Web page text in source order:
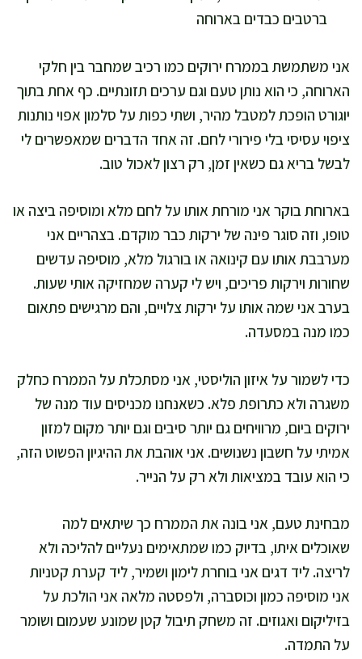
ברטבים כבדים בארוחה
אני משתמשת בממרח ירוקים כמו רכיב שמחבר בין חלקי
הארוחה, כי הוא נותן טעם וגם ערכים תזונתיים. כף אחת בתוך
יוגורט הופכת למטבל מהיר, ושתי כפות על סלמון אפוי נותנות
ציפוי עסיסי בלי פירורי לחם. זה אחד הדברים שמאפשרים לי
לבשל בריא גם כשאין זמן, רק רצון לאכול טוב.
בארוחת בוקר אני מורחת אותו על לחם מלא ומוסיפה ביצה או
טופו, וזה סוגר פינה של ירקות כבר מוקדם. בצהריים אני
מערבבת אותו עם קינואה או בורגול מלא, מוסיפה עדשים
שחורות וירקות פריכים, ויש לי קערה שמחזיקה אותי שעות.
בערב אני שמה אותו על ירקות צלויים, והם מרגישים פתאום
כמו מנה במסעדה.
כדי לשמור על איזון הוליסטי, אני מסתכלת על הממרח כחלק
משגרה ולא כתרופת פלא. כשאנחנו מכניסים עוד מנה של
ירוקים ביום, מרוויחים גם יותר סיבים וגם יותר מקום למזון
אמיתי על חשבון נשנושים. אני אוהבת את ההיגיון הפשוט הזה,
כי הוא עובד במציאות ולא רק על הנייר.
מבחינת טעם, אני בונה את הממרח כך שיתאים למה
שאוכלים איתו, בדיוק כמו שמתאימים נעליים להליכה ולא
לריצה. ליד דגים אני בוחרת לימון ושמיר, ליד קערת קטניות
אני מוסיפה כמון וכוסברה, ולפסטה מלאה אני הולכת על
בזיליקום ואגוזים. זה משחק תיבול קטן שמונע שעמום ושומר
על התמדה.